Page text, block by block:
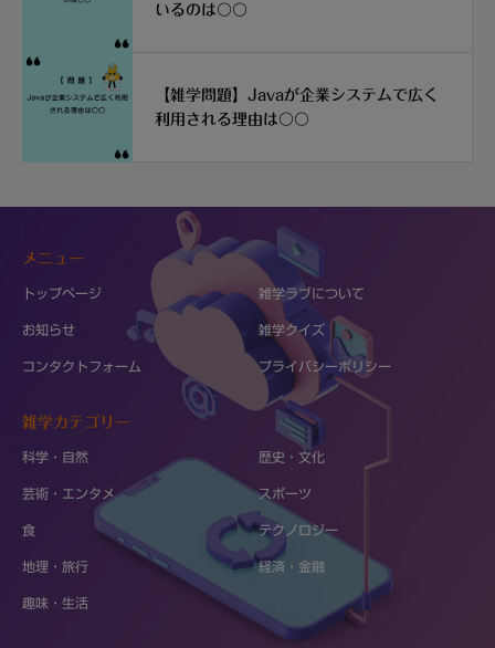
いるのは〇〇
【雑学問題】Javaが企業システムで広く
利用される理由は〇〇
メニュー
トップページ 雑学ラブについて
お知らせ 雑学クイズ
コンタクトフォーム プライバシーポリシー
雑学カテゴリー
科学・自然 歴史・文化
芸術・エンタメ スポーツ
食 テクノロジー
地理・旅行 経済・金融
趣味・生活